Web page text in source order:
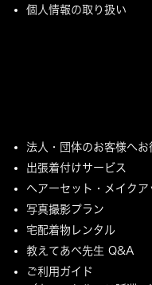
個人情報の取り扱い
法人・団体のお客様へ
出張着付けサービス
ヘアーセット・メイクア
写真撮影プラン
宅配着物レンタル
教えてあべ先生 Q&A
ご利用ガイド